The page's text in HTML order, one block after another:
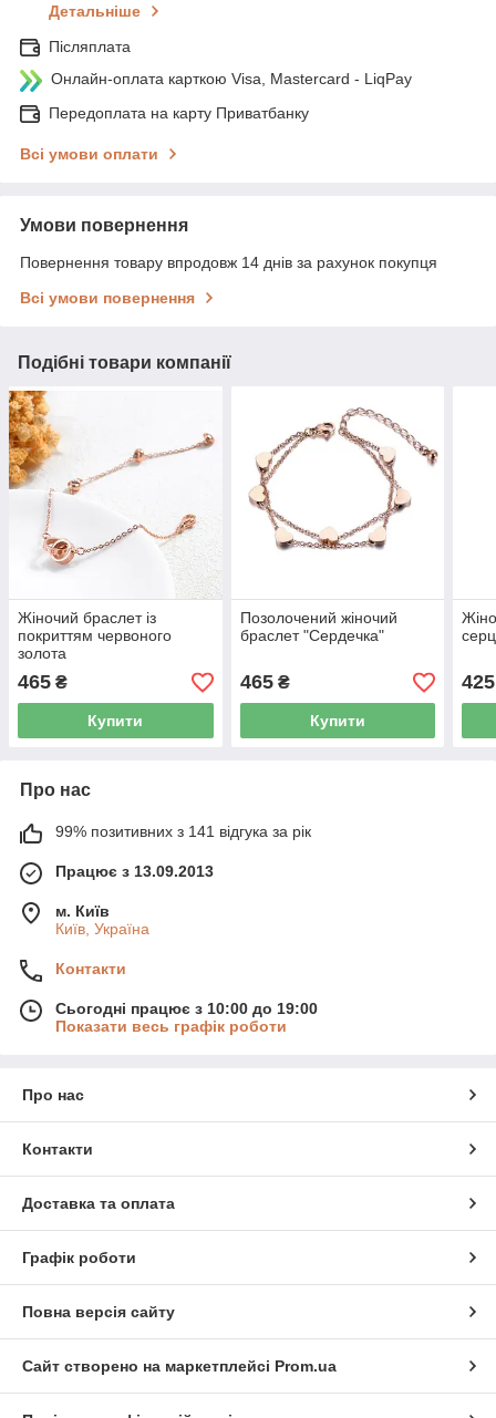
Детальніше
Післяплата
Онлайн-оплата карткою Visa, Mastercard - LiqPay
Передоплата на карту Приватбанку
Всі умови оплати
Умови повернення
Повернення товару впродовж 14 днів за рахунок покупця
Всі умови повернення
Подібні товари компанії
Жіночий браслет із
покриттям червоного
золота
465 ₴
Купити
Позолочений жіночий
браслет "Сердечка"
465₴
Купити
425
Про нас
99% позитивних з 141 відгука за рік
Працює з 13.09.2013
м. Київ
Київ, Україна
Контакти
Сьогодні працює з 10:00 до 19:00
Показати весь графік роботи
Про нас
Контакти
Доставка та оплата
Графік роботи
Повна версія сайту
Сайт створено на маркетплейсі Prom.ua